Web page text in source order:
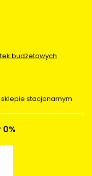
budżetowych
stacjonarnym